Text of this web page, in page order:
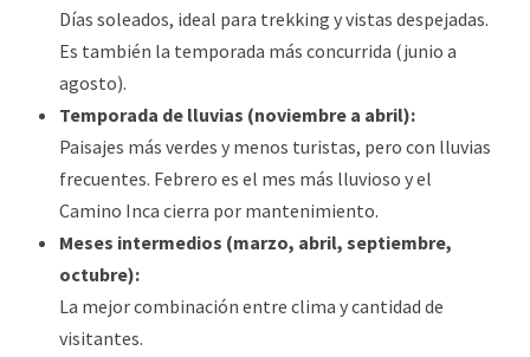
Días soleados, ideal para trekking y vistas despejadas.
Es también la temporada más concurrida (junio a
agosto).
Temporada de lluvias (noviembre a abril):
Paisajes más verdes y menos turistas, pero con lluvias
frecuentes. Febrero es el mes más lluvioso y el
Camino Inca cierra por mantenimiento.
Meses intermedios (marzo, abril, septiembre,
octubre):
La mejor combinación entre clima y cantidad de
visitantes.